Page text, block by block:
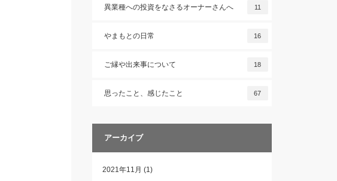
異業種への投資をなさるオーナーさんへ 11
やまもとの日常 16
ご縁や出来事について 18
思ったこと、感じたこと 67
アーカイブ
2021年11月 (1)